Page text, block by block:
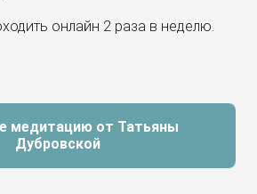
онлайн 2 раза в неделю.
медитацию от Татьяны
Дубровской